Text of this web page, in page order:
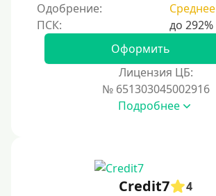
Одобрение:
Среднее
Оформить
Лицензия ЦБ:
№ 651303045002916
Подробнее
Credit7
4